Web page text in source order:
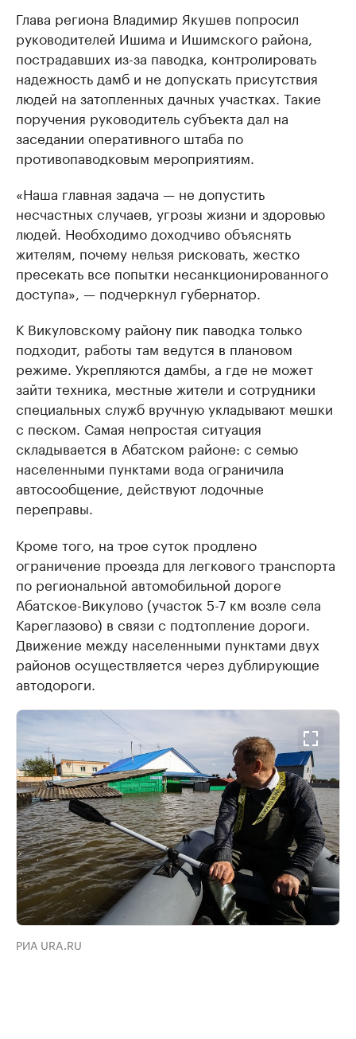
Глава региона Владимир Якушев попросил
руководителей Ишима и Ишимского района,
пострадавших из-за паводка, контролировать
надежность дамб и не допускать присутствия
людей на затопленных дачных участках. Такие
поручения руководитель субъекта дал на
заседании оперативного штаба по
противопаводковым мероприятиям.
«Наша главная задача — не допустить
несчастных случаев, угрозы жизни и здоровью
людей. Необходимо доходчиво объяснять
жителям, почему нельзя рисковать, жестко
пресекать все попытки несанкционированного
доступа», — подчеркнул губернатор.
К Викуловскому району пик паводка только
подходит, работы там ведутся в плановом
режиме. Укрепляются дамбы, а где не может
зайти техника, местные жители и сотрудники
специальных служб вручную укладывают мешки
с песком. Самая непростая ситуация
складывается в Абатском районе: с семью
населенными пунктами вода ограничила
автосообщение, действуют лодочные
переправы.
Кроме того, на трое суток продлено
ограничение проезда для легкового транспорта
по региональной автомобильной дороге
Абатское-Викулово (участок 5-7 км возле села
Кареглазово) в связи с подтопление дороги.
Движение между населенными пунктами двух
районов осуществляется через дублирующие
автодороги.
РИА URA.RU